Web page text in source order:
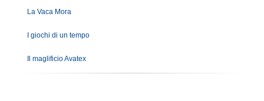
La Vaca Mora
I giochi di un tempo
Il maglificio Avatex